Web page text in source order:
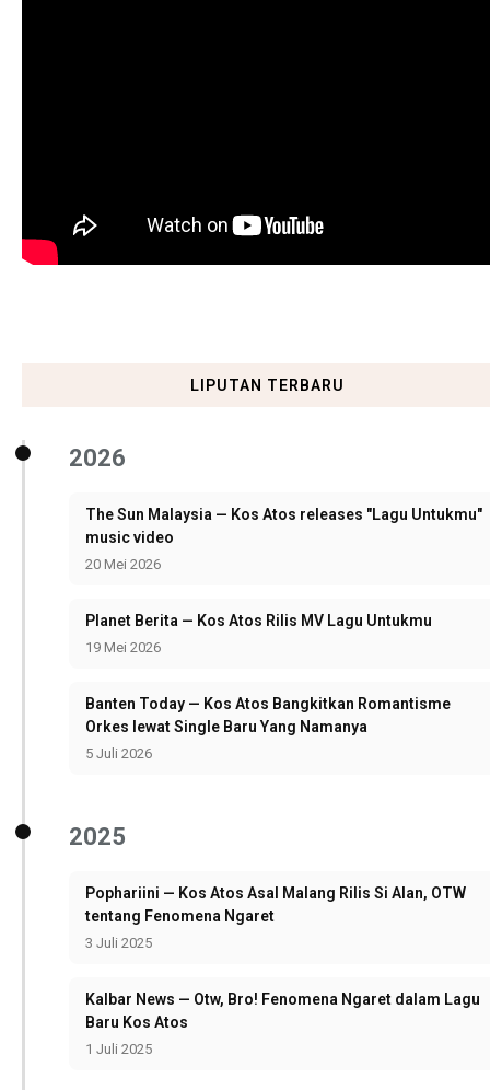
LIPUTAN TERBARU
2026
The Sun Malaysia — Kos Atos releases "Lagu Untukmu"
music video
20 Mei 2026
Planet Berita — Kos Atos Rilis MV Lagu Untukmu
19 Mei 2026
Banten Today — Kos Atos Bangkitkan Romantisme
Orkes lewat Single Baru Yang Namanya
5 Juli 2026
2025
Pophariini — Kos Atos Asal Malang Rilis Si Alan, OTW
tentang Fenomena Ngaret
3 Juli 2025
Kalbar News — Otw, Bro! Fenomena Ngaret dalam Lagu
Baru Kos Atos
1 Juli 2025